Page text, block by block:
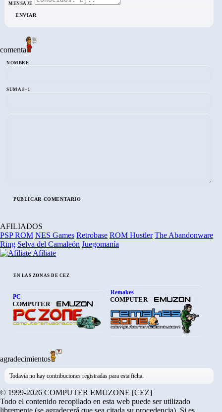
MENSAJE
ENVIAR
comenta
NOMBRE
SUMA 8+1
AFILIADOS
PSP ROM NES Games Retrobase ROM Hustler The Abandonware
Ring Selva del Camaleón Juegomanía
Afíliate
EN LAS ZONAS DE CEZ
PC
COMPUTER
Remakes
COMPUTER
agradecimientos
Todavía no hay contribuciones registradas para esta ficha.
© 1999-2026 COMPUTER EMUZONE [CEZ]
Todo el contenido recopilado en esta web puede ser utilizado